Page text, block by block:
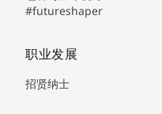
#futureshaper
职业发展
招贤纳士